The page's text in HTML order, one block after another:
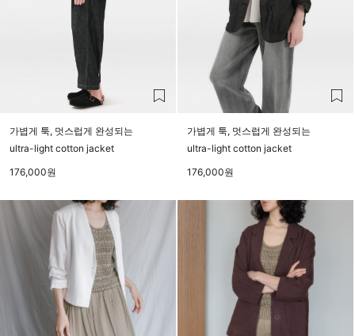
가볍게 툭, 멋스럽게 완성되는
ultra-light cotton jacket
176,000원
가볍게 툭, 멋스럽게 완성되는
ultra-light cotton jacket
176,000원